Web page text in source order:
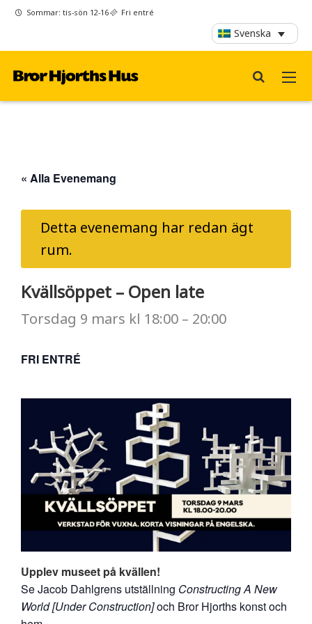
Sommar: tis-sön 12-16 Fri entré
Svenska
« Alla Evenemang
Detta evenemang har redan ägt
rum.
Kvällsöppet – Open late
Torsdag 9 mars kl 18:00 – 20:00
FRI ENTRÉ
Upplev museet på kvällen!
Se Jacob Dahlgrens utställning Constructing A New
World [Under Construction]och Bror Hjorths konst och